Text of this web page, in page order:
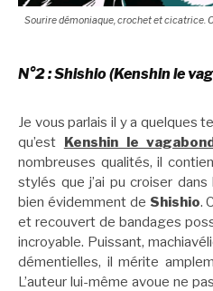
Sourire démoniaque, crochet et cicatrice.
N°2 : Shishio (Kenshin le
Je vous parlais il y a quelques
qu’est Kenshin le
nombreuses qualités, il
stylés que j’ai pu croiser dans
bien évidemment de Shishio.
et recouvert de bandages
incroyable. Puissant,
démentielles, il mérite
L’auteur lui-même avoue ne